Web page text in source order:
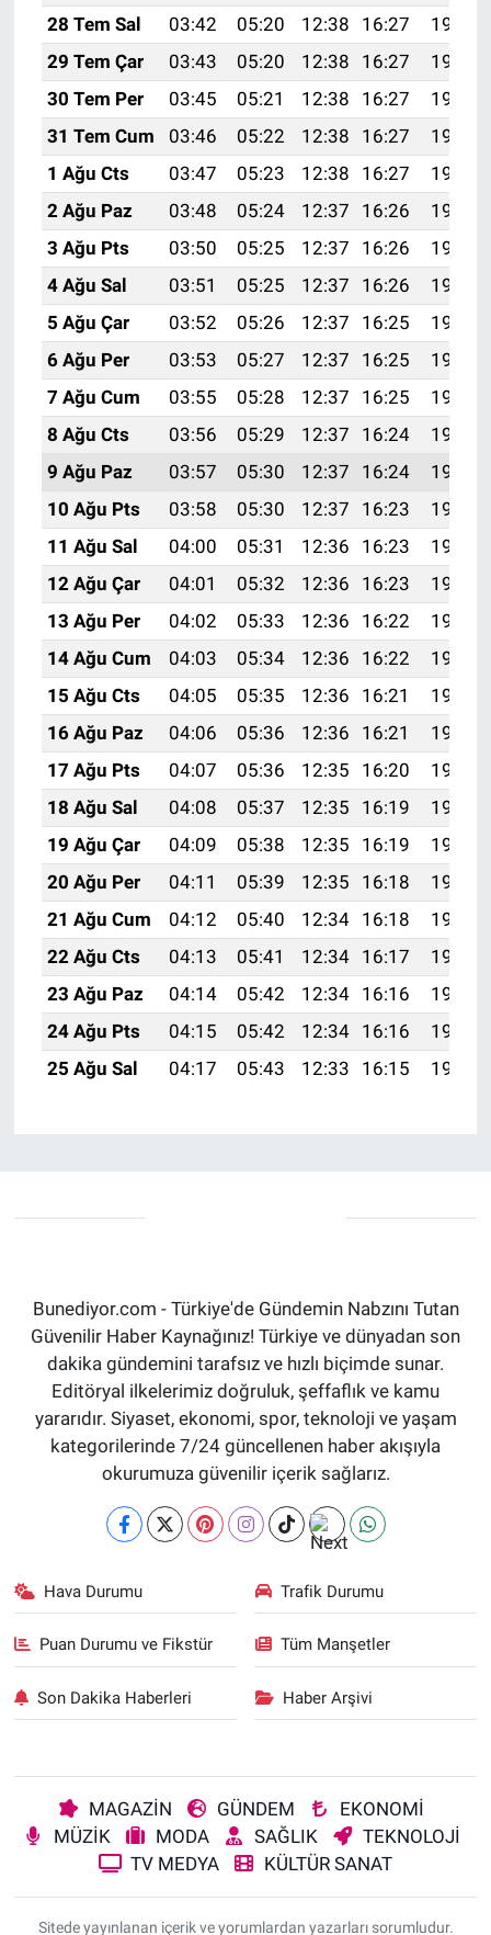
28 Tem Sal
03:42 05:20 12:38 16:27
19:46
29 Tem Çar
03:43 05:20 12:38 16:27
19:45
30 Tem Per
03:45 05:21 12:38 16:27
19:44
31 Tem Cum
03:46 05:22 12:38 16:27
19:43
1 Ağu Cts
03:47 05:23 12:38 16:27
19:42
2 Ağu Paz
03:48 05:24 12:37 16:26
19:41
3 Ağu Pts
03:50 05:25 12:37 16:26
19:40
4 Ağu Sal
03:51 05:25 12:37 16:26
19:39
5 Ağu Çar
03:52 05:26 12:37 16:25
19:38
6 Ağu Per
03:53 05:27 12:37 16:25
19:37
7 Ağu Cum
03:55 05:28 12:37 16:25
19:36
8 Ağu Cts
03:56 05:29 12:37 16:24
19:35
9 Ağu Paz
03:57 05:30 12:37 16:24
19:34
10 Ağu Pts
03:58 05:30 12:37 16:23
19:33
11 Ağu Sal
04:00 05:31 12:36 16:23
19:32
12 Ağu Çar
04:01 05:32 12:36 16:23
19:30
13 Ağu Per
04:02 05:33 12:36 16:22
19:29
14 Ağu Cum
04:03 05:34 12:36 16:22
19:28
15 Ağu Cts
04:05 05:35 12:36 16:21
19:27
16 Ağu Paz
04:06 05:36 12:36 16:21
19:26
17 Ağu Pts
04:07 05:36 12:35 16:20
19:24
18 Ağu Sal
04:08 05:37 12:35 16:19
19:23
19 Ağu Çar
04:09 05:38 12:35 16:19
19:22
20 Ağu Per
04:11 05:39 12:35 16:18
19:20
21 Ağu Cum
04:12 05:40 12:34 16:18
19:19
22 Ağu Cts
04:13 05:41 12:34 16:17
19:18
23 Ağu Paz
04:14 05:42 12:34 16:16
19:16
24 Ağu Pts
04:15 05:42 12:34 16:16
19:15
25 Ağu Sal
04:17 05:43 12:33 16:15 19:14
Bunediyor.com - Türkiye'de Gündemin Nabzını Tutan
Güvenilir Haber Kaynağınız! Türkiye ve dünyadan son
dakika gündemini tarafsız ve hızlı biçimde sunar.
Editöryal ilkelerimiz doğruluk, şeffaflık ve kamu
yararıdır. Siyaset, ekonomi, spor, teknoloji ve yaşam
kategorilerinde 7/24 güncellenen haber akışıyla
okurumuza güvenilir içerik sağlarız.
Hava Durumu Trafik Durumu
Puan Durumu ve Fikstür Tüm Manşetler
Son Dakika Haberleri Haber Arşivi
MAGAZİN GÜNDEM
EKONOMİ
MÜZİK
MODA SAĞLIK
TEKNOLOJİ
TV MEDYA
KÜLTÜR SANAT
Sitede yayınlanan içerik ve yorumlardan yazarları sorumludur.